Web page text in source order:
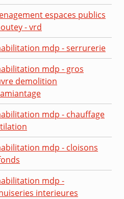
espaces publics
- vrd
mdp - serrurerie
mdp - gros
demolition
mdp - chauffage
mdp - cloisons
mdp -
interieures